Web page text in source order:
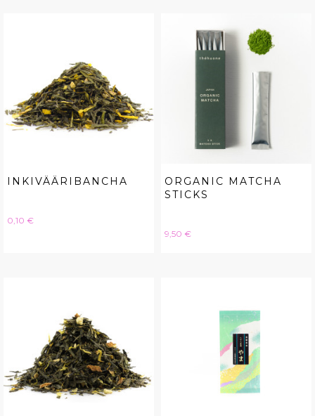
INKIVÄÄRIBANCHA
Hinta
0,10 €
ORGANIC MATCHA
STICKS
Hinta
9,50 €